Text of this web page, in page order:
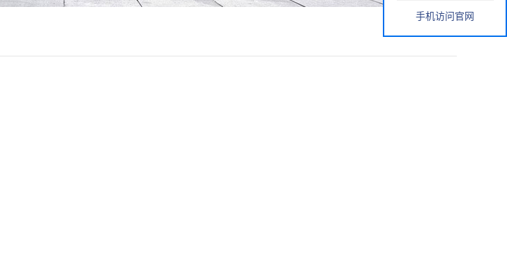
手机访问官网